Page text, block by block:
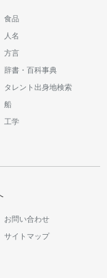
食品
人名
方言
辞書・百科事典
タレント出身地検索
船
工学
お問い合わせ
サイトマップ